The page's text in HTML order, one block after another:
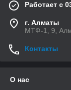
Работает с
г. Алматы
МТФ-1, 9,
Контакты
О нас